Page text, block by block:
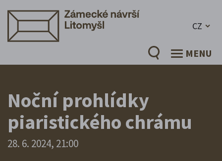
CZ
MENU
Noční prohlídky
piaristického chrámu
28. 6. 2024, 21:00